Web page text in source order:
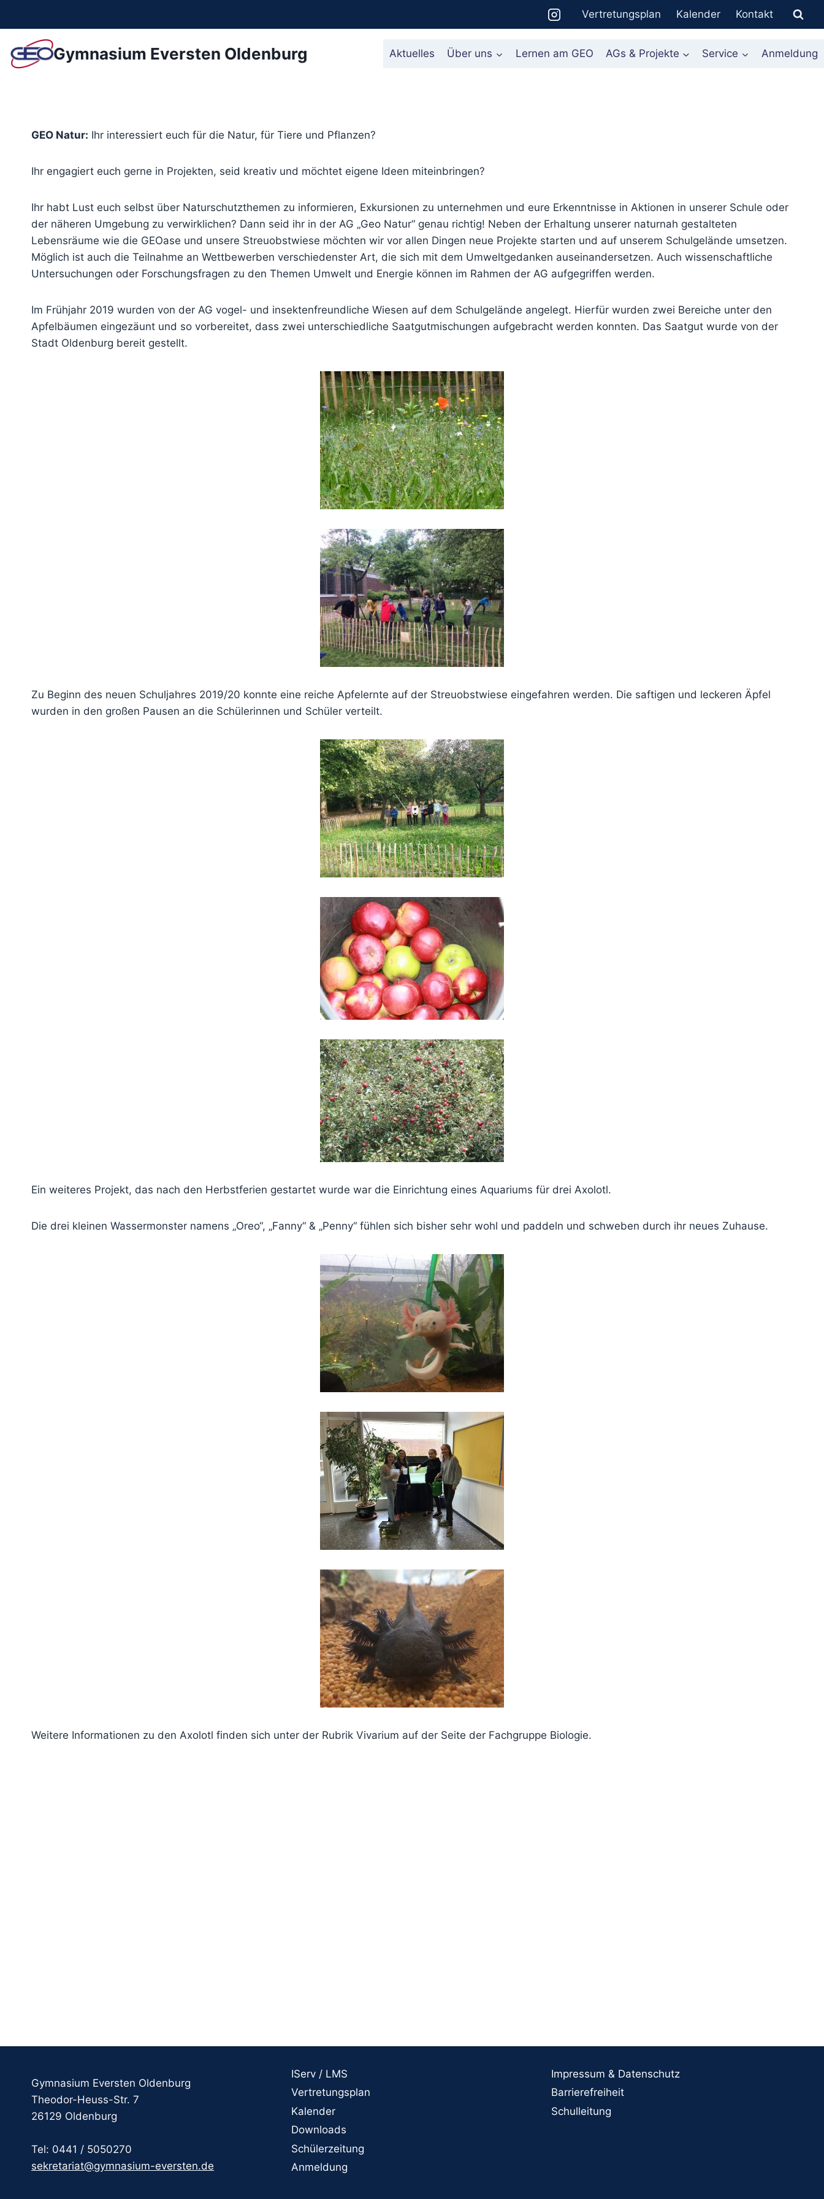
springen
Vertretungsplan Kalender Kontakt
Gymnasium Eversten Oldenburg Aktuelles Über uns Lernen am GEO AGs & Projekte Service Anmeldung
GEO Natur: Ihr interessiert euch für die Natur, für Tiere und Pflanzen?
Ihr engagiert euch gerne in Projekten, seid kreativ und möchtet eigene Ideen miteinbringen?
Ihr habt Lust euch selbst über Naturschutzthemen zu informieren, Exkursionen zu unternehmen und eure Erkenntnisse in Aktionen in unserer Schule oder
der näheren Umgebung zu verwirklichen? Dann seid ihr in der AG „Geo Natur“ genau richtig! Neben der Erhaltung unserer naturnah gestalteten
Lebensräume wie die GEOase und unsere Streuobstwiese möchten wir vor allen Dingen neue Projekte starten und auf unserem Schulgelände umsetzen.
Möglich ist auch die Teilnahme an Wettbewerben verschiedenster Art, die sich mit dem Umweltgedanken auseinandersetzen. Auch wissenschaftliche
Untersuchungen oder Forschungsfragen zu den Themen Umwelt und Energie können im Rahmen der AG aufgegriffen werden.
Im Frühjahr 2019 wurden von der AG vogel- und insektenfreundliche Wiesen auf dem Schulgelände angelegt. Hierfür wurden zwei Bereiche unter den
Apfelbäumen eingezäunt und so vorbereitet, dass zwei unterschiedliche Saatgutmischungen aufgebracht werden konnten. Das Saatgut wurde von der
Stadt Oldenburg bereit gestellt.
Zu Beginn des neuen Schuljahres 2019/20 konnte eine reiche Apfelernte auf der Streuobstwiese eingefahren werden. Die saftigen und leckeren Äpfel
wurden in den großen Pausen an die Schülerinnen und Schüler verteilt.
Ein weiteres Projekt, das nach den Herbstferien gestartet wurde war die Einrichtung eines Aquariums für drei Axolotl.
Die drei kleinen Wassermonster namens „Oreo“, „Fanny“ & „Penny“ fühlen sich bisher sehr wohl und paddeln und schweben durch ihr neues Zuhause.
Weitere Informationen zu den Axolotl finden sich unter der Rubrik Vivarium auf der Seite der Fachgruppe Biologie.
Gymnasium Eversten Oldenburg
Theodor-Heuss-Str. 7
26129 Oldenburg
Tel: 0441 / 5050270
sekretariat@gymnasium-eversten.de
IServ / LMS
Vertretungsplan
Kalender
Downloads
Schülerzeitung
Anmeldung
Impressum & Datenschutz
Barrierefreiheit
Schulleitung